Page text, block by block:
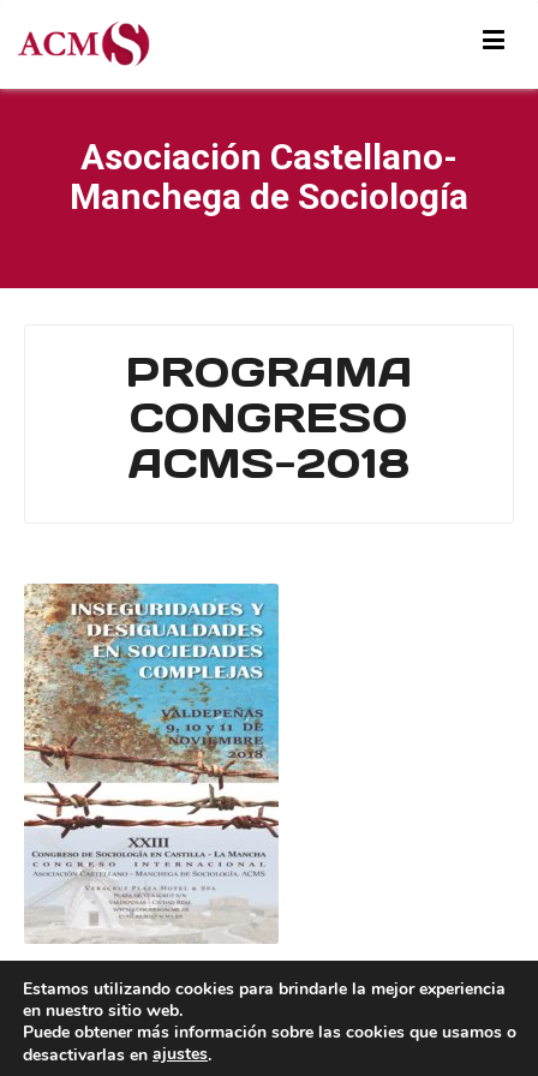
Asociación Castellano-
Manchega de Sociología
PROGRAMA
CONGRESO
ACMS-2018
POLÍTICA DE COOKIES POLÍTICA DE PRIVACIDAD
Estamos utilizando cookies para brindarle la mejor experiencia
en nuestro sitio web.
Puede obtener más información sobre las cookies que usamos o
desactivarlas en ajustes.